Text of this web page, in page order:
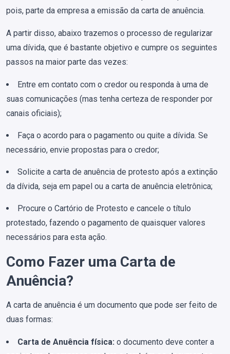
pois, parte da empresa a emissão da carta de anuência.
A partir disso, abaixo trazemos o processo de regularizar
uma dívida, que é bastante objetivo e cumpre os seguintes
passos na maior parte das vezes:
Entre em contato com o credor ou responda à uma de
suas comunicações (mas tenha certeza de responder por
canais oficiais);
Faça o acordo para o pagamento ou quite a dívida. Se
necessário, envie propostas para o credor;
Solicite a carta de anuência de protesto após a extinção
da dívida, seja em papel ou a carta de anuência eletrônica;
Procure o Cartório de Protesto e cancele o título
protestado, fazendo o pagamento de quaisquer valores
necessários para esta ação.
Como Fazer uma Carta de
Anuência?
A carta de anuência é um documento que pode ser feito de
duas formas:
Carta de Anuência física: o documento deve conter a